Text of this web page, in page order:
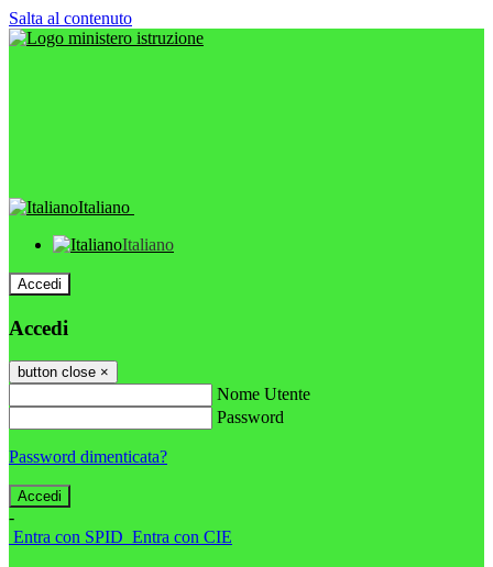
Salta al contenuto
Italiano
Italiano
Accedi
Accedi
button close ×
Nome Utente
Password
Password dimenticata?
-
Entra con SPID Entra con CIE